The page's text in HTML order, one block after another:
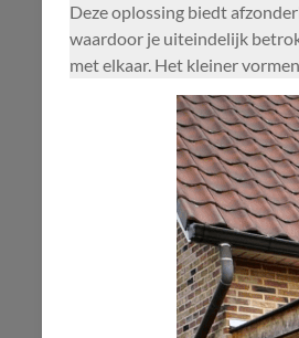
Deze oplossing biedt
waardoor je uiteindelijk
met elkaar. Het kleiner